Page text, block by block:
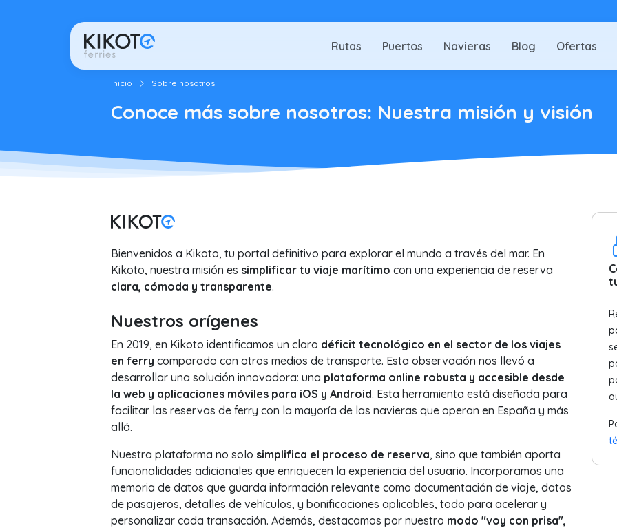
Rutas Puertos Navieras Blog Ofertas
Inicio Sobre nosotros
Conoce más sobre nosotros: Nuestra misión y visión
Bienvenidos a Kikoto, tu portal definitivo para explorar el mundo a través del mar. En
Kikoto, nuestra misión es simplificar tu viaje marítimo con una experiencia de reserva
clara, cómoda y transparente.
Nuestros orígenes
En 2019, en Kikoto identificamos un claro déficit tecnológico en el sector de los viajes
en ferry comparado con otros medios de transporte. Esta observación nos llevó a
desarrollar una solución innovadora: una plataforma online robusta y accesible desde
la web y aplicaciones móviles para iOS y Android. Esta herramienta está diseñada para
facilitar las reservas de ferry con la mayoría de las navieras que operan en España y más
allá.
Nuestra plataforma no solo simplifica el proceso de reserva, sino que también aporta
funcionalidades adicionales que enriquecen la experiencia del usuario. Incorporamos una
memoria de datos que guarda información relevante como documentación de viaje, datos
de pasajeros, detalles de vehículos, y bonificaciones aplicables, todo para acelerar y
personalizar cada transacción. Además, destacamos por nuestro modo "voy con prisa",